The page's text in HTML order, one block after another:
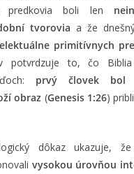
boli len
tvorovia a že
primitívnych
potvrdzuje to, čo
prvý človek bol
obraz (Genesis 1:26)
dôkaz ukazuje,
vysokou úrovňou